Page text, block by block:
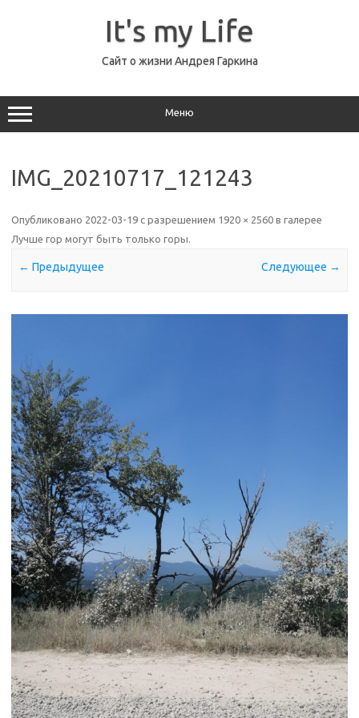
It's my Life
Сайт о жизни Андрея Гаркина
Меню
IMG_20210717_121243
Опубликовано 2022-03-19 с разрешением 1920 × 2560 в галерее
Лучше гор могут быть только горы.
← Предыдущее Следующее →